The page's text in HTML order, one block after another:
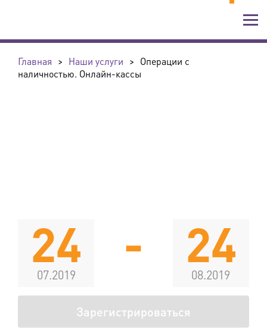
Главная > Наши услуги > Операции с
наличностью. Онлайн-кассы
24
07.2019
- 24
08.2019
Зарегистрироваться